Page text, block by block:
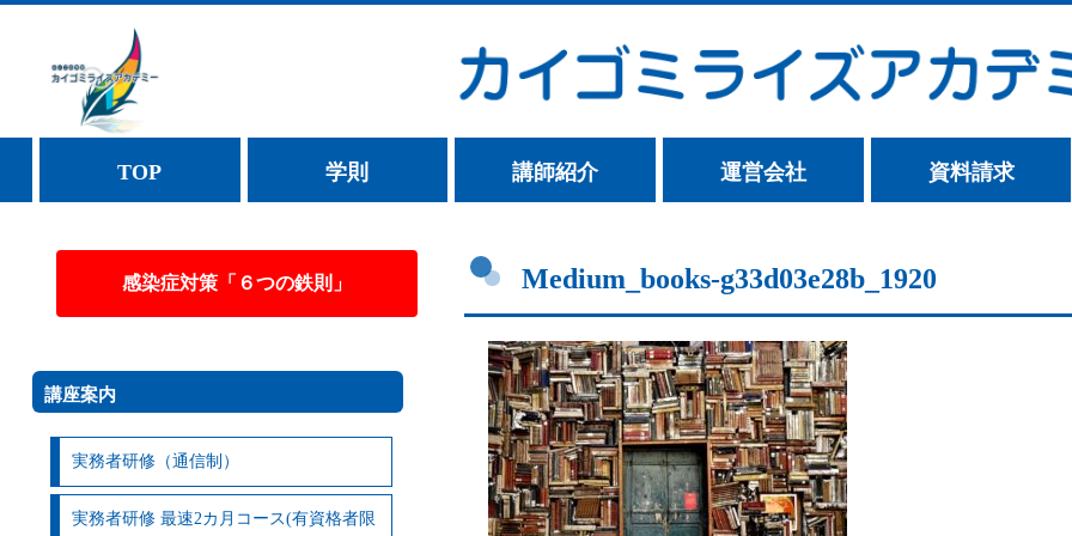
TOP 学則 講師紹介 運営会社 資料請求
Medium_books-g33d03e28b_1920
感染症対策「６つの鉄則」
講座案内
実務者研修（通信制）
実務者研修 最速2カ月コース(有資格者限